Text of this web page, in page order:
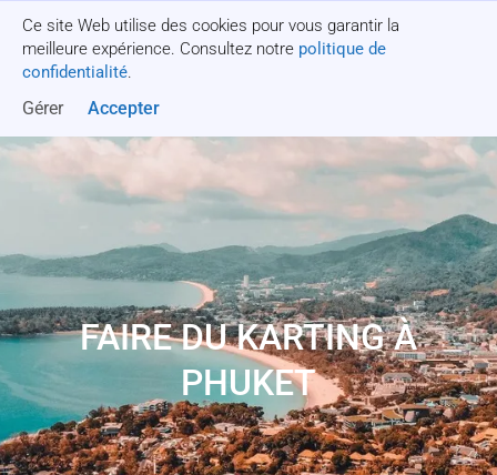
Ce site Web utilise des cookies pour vous garantir la
meilleure expérience. Consultez notre politique de
confidentialité.
Gérer Accepter
Obtenez un devis
FAIRE DU KARTING À
PHUKET